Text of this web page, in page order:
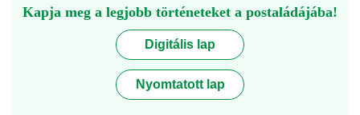
Kapja meg a legjobb történeteket a postaládájába!
Digitális lap
Nyomtatott lap